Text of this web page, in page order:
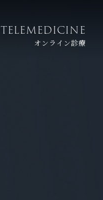
TELEMEDICINE
オンライン診療